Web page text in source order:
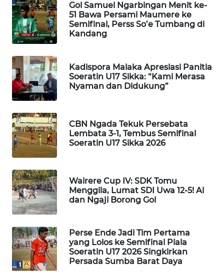
Gol Samuel Ngarbingan Menit ke-
51 Bawa Persami Maumere ke
Semifinal, Perss So’e Tumbang di
Kandang
Kadispora Malaka Apresiasi Panitia
Soeratin U17 Sikka: “Kami Merasa
Nyaman dan Didukung”
CBN Ngada Tekuk Persebata
Lembata 3-1, Tembus Semifinal
Soeratin U17 Sikka 2026
Wairere Cup IV: SDK Tomu
Menggila, Lumat SDI Uwa 12-5! Al
dan Ngaji Borong Gol
Perse Ende Jadi Tim Pertama
yang Lolos ke Semifinal Piala
Soeratin U17 2026 Singkirkan
Persada Sumba Barat Daya
KONSUMEN
LISTRIK
KELISTRIKAN
WALINKI
ID
MAWAKA
ID
MARTABAT
NET
PLN
WATCH
MKLI
LPKKI